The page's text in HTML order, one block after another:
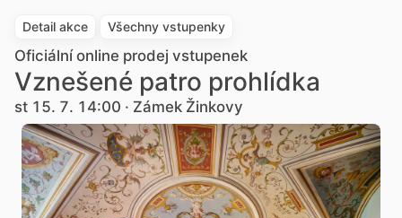
Detail akce Všechny vstupenky
Oficiální online prodej vstupenek
Vznešené patro prohlídka
st 15. 7. 14:00 · Zámek Žinkovy